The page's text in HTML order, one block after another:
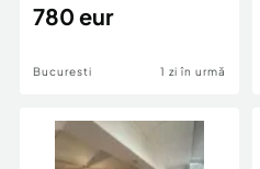
Tineretului/Timpuri Noi
780 eur
Bucuresti 1 zi în urmă